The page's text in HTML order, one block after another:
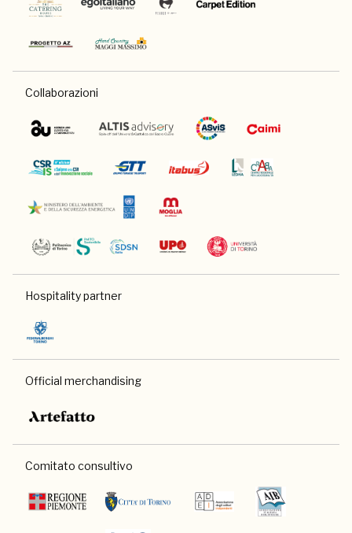
Collaborazioni
Hospitality partner
Official merchandising
Comitato consultivo